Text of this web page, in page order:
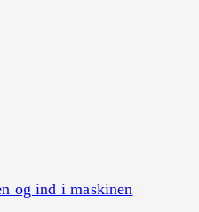
og ind i maskinen